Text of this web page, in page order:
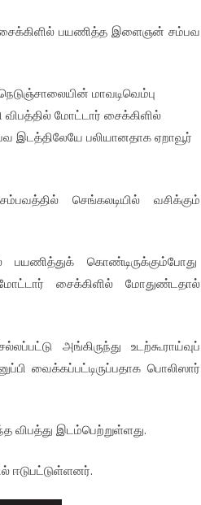
பயணித்த இளைஞன் சம்பவ
மாவடிவெம்பு
விபத்தில் மோட்டார் சைக்கிளில்
இடத்திலேயே பலியானதாக ஏறாவூர்
சம்பவத்தில் செங்கலடியில்
வசிக்கும்
பயணித்துக்
கொண்டிருக்கும்போது
சைக்கிளில்
மோதுண்டதால்
அங்கிருந்து
உடற்கூராய்வுப்
வைக்கப்பட்டிருப்பதாக பொலிஸார்
விபத்து இடம்பெற்றுள்ளது.
ஈடுபட்டுள்ளனர்.